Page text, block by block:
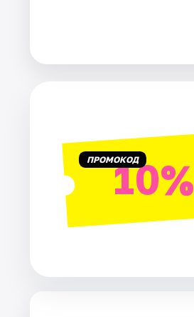
Рейтинги ПРОМОКОД10%